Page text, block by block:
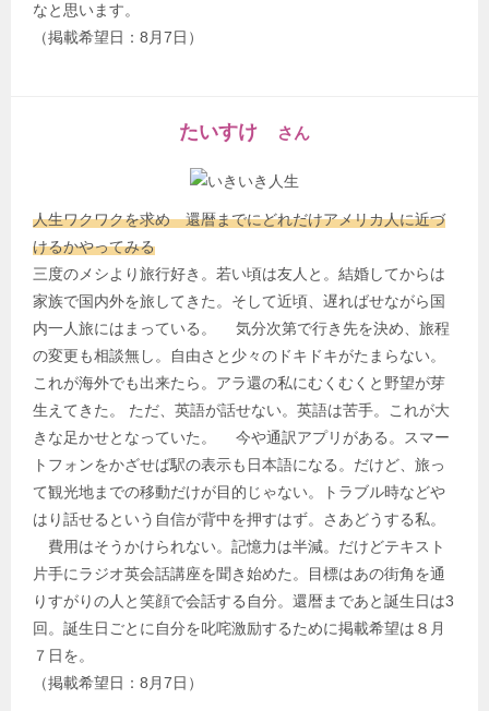
なと思います。
（掲載希望日：8月7日）
たいすけ さん
人生ワクワクを求め 還暦までにどれだけアメリカ人に近づ
けるかやってみる
三度のメシより旅行好き。若い頃は友人と。結婚してからは
家族で国内外を旅してきた。そして近頃、遅ればせながら国
内一人旅にはまっている。 気分次第で行き先を決め、旅程
の変更も相談無し。自由さと少々のドキドキがたまらない。
これが海外でも出来たら。アラ還の私にむくむくと野望が芽
生えてきた。 ただ、英語が話せない。英語は苦手。これが大
きな足かせとなっていた。 今や通訳アプリがある。スマー
トフォンをかざせば駅の表示も日本語になる。だけど、旅っ
て観光地までの移動だけが目的じゃない。トラブル時などや
はり話せるという自信が背中を押すはず。さあどうする私。
費用はそうかけられない。記憶力は半減。だけどテキスト
片手にラジオ英会話講座を聞き始めた。目標はあの街角を通
りすがりの人と笑顔で会話する自分。還暦まであと誕生日は3
回。誕生日ごとに自分を叱咤激励するために掲載希望は８月
７日を。
（掲載希望日：8月7日）